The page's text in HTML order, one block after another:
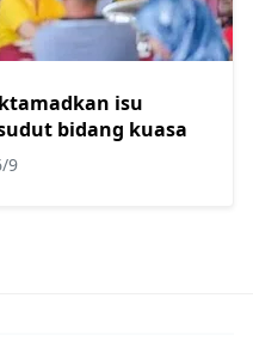
isu
bidang kuasa
9